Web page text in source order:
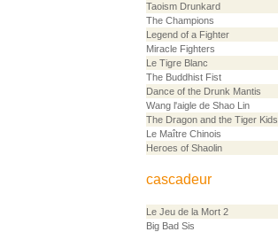
Taoism Drunkard
The Champions
Legend of a Fighter
Miracle Fighters
Le Tigre Blanc
The Buddhist Fist
Dance of the Drunk Mantis
Wang l'aigle de Shao Lin
The Dragon and the Tiger Kids
Le Maître Chinois
Heroes of Shaolin
cascadeur
Le Jeu de la Mort 2
Big Bad Sis